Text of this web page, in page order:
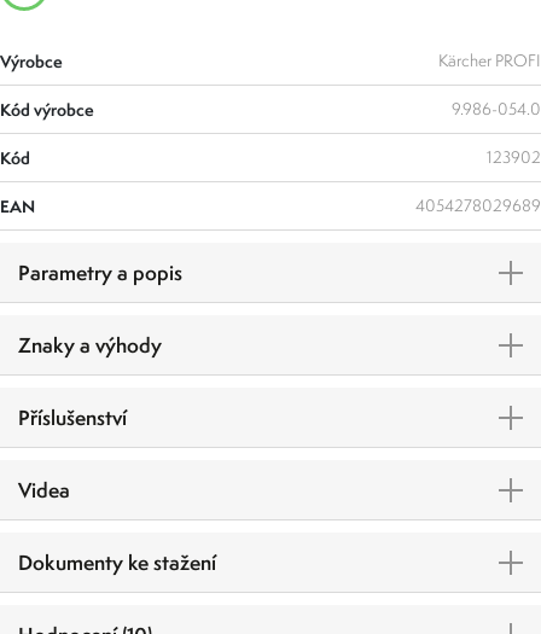
Výrobce Kärcher PROFI
Kód výrobce 9.986-054.0
Kód 123902
EAN 4054278029689
Parametry a popis
Znaky a výhody
Příslušenství
Videa
Dokumenty ke stažení